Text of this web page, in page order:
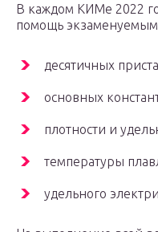
В каждом КИМе 2022
помощь
десятичных
основных
плотности и
температуры
удельного